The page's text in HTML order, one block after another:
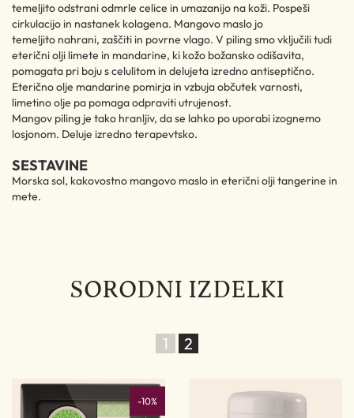
temeljito odstrani odmrle celice in umazanijo na koži. Pospeši
cirkulacijo in nastanek kolagena. Mangovo maslo jo
temeljito nahrani, zaščiti in povrne vlago. V piling smo vključili tudi
eterični olji limete in mandarine, ki kožo božansko odišavita,
pomagata pri boju s celulitom in delujeta izredno antiseptično.
Eterično olje mandarine pomirja in vzbuja občutek varnosti,
limetino olje pa pomaga odpraviti utrujenost.
Mangov piling je tako hranljiv, da se lahko po uporabi izognemo
losjonom. Deluje izredno terapevtsko.
SESTAVINE
Morska sol, kakovostno mangovo maslo in eterični olji tangerine in
mete.
SORODNI IZDELKI
1 2
-10%